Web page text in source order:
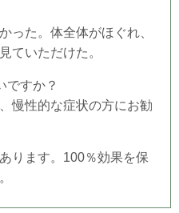
った。体全体がほぐれ、
ていただけた。
ですか？
慢性的な症状の方にお勧
ります。100％効果を保